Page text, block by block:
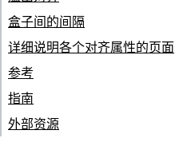
盒子间的间隔
详细说明各个对齐属性的页面
参考
指南
外部资源